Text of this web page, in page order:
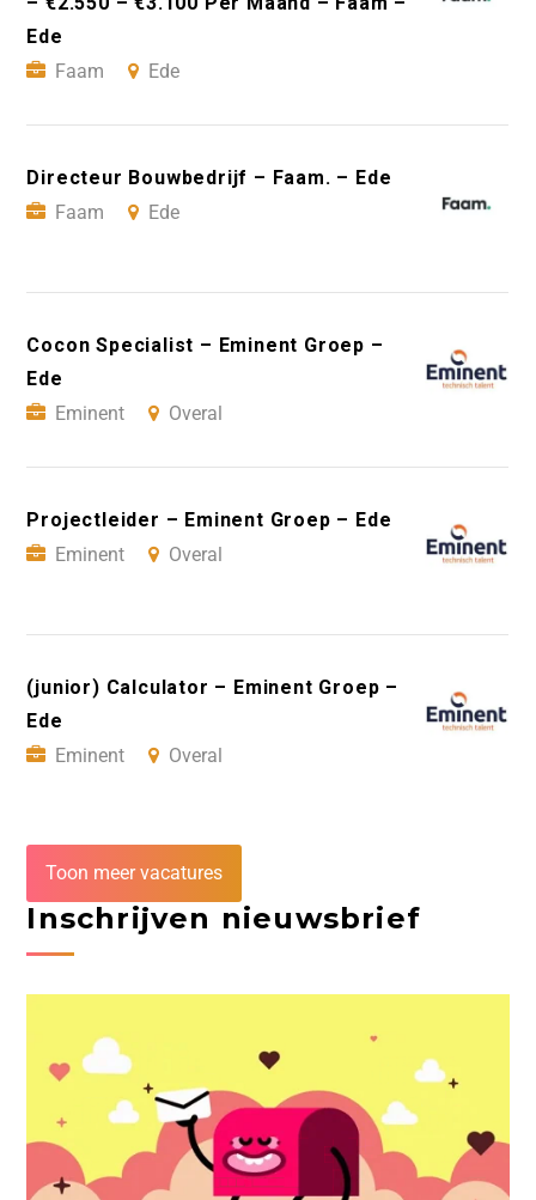
Ede
Faam
Ede
Directeur Bouwbedrijf – Faam. – Ede
Faam
Ede
Cocon Specialist – Eminent Groep –
Ede
Eminent
Overal
Projectleider – Eminent Groep – Ede
Eminent
Overal
(junior) Calculator – Eminent Groep –
Ede
Eminent
Overal
Toon meer vacatures
Inschrijven nieuwsbrief